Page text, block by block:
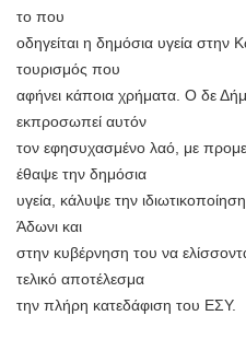
το που
οδηγείται η δημόσια υγεία στην
τουρισμός που
αφήνει κάποια χρήματα. Ο δε
εκπροσωπεί αυτόν
τον εφησυχασμένο λαό, με
έθαψε την δημόσια
υγεία, κάλυψε την
Άδωνι και
στην κυβέρνηση του να
τελικό αποτέλεσμα
την πλήρη κατεδάφιση του ΕΣΥ.